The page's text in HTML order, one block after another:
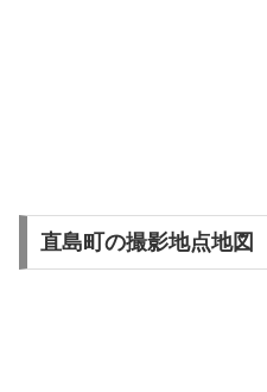
直島町の撮影地点地図